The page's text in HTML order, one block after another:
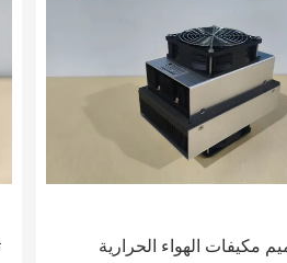
مكيفات الهواء الحرارية